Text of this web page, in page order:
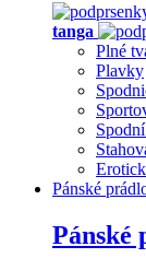
tanga
Plné
Plavky
Pánské
Pánské